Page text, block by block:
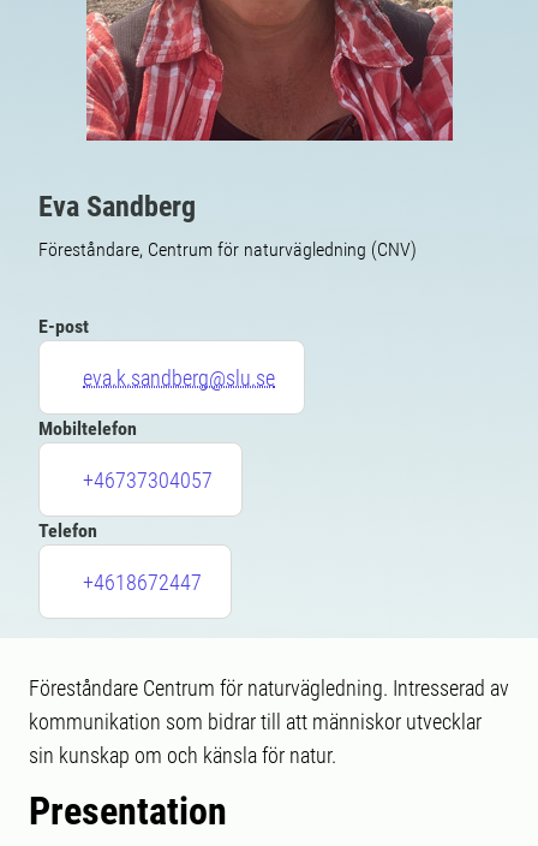
Eva Sandberg
Föreståndare, Centrum för naturvägledning (CNV)
E-post
eva.k.sandberg@slu.se
Mobiltelefon
+46737304057
Telefon
+4618672447
Föreståndare Centrum för naturvägledning. Intresserad av
kommunikation som bidrar till att människor utvecklar
sin kunskap om och känsla för natur.
Presentation